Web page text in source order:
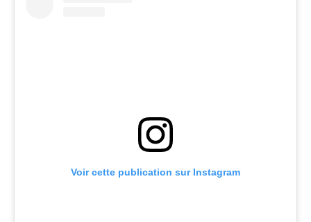
Voir cette publication sur Instagram